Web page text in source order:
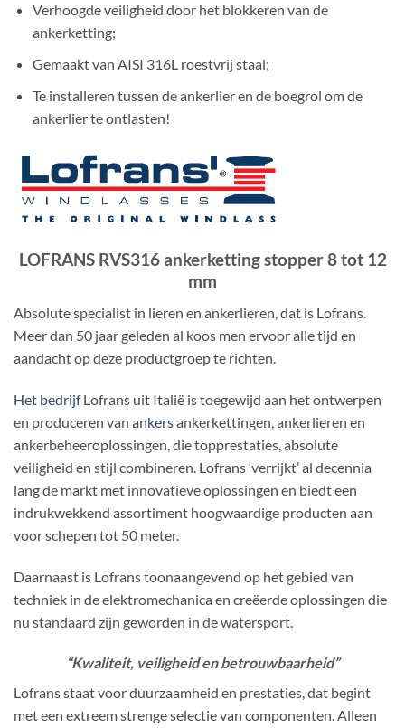
Verhoogde veiligheid door het blokkeren van de
ankerketting;
Gemaakt van AISI 316L roestvrij staal;
Te installeren tussen de ankerlier en de boegrol om de
ankerlier te ontlasten!
LOFRANS RVS316 ankerketting stopper 8 tot 12
mm
Absolute specialist in lieren en ankerlieren, dat is Lofrans.
Meer dan 50 jaar geleden al koos men ervoor alle tijd en
aandacht op deze productgroep te richten.
Het bedrijfLofrans uit Italië is toegewijd aan het ontwerpen
en produceren van ankersankerkettingen, ankerlieren en
ankerbeheeroplossingen, die topprestaties, absolute
veiligheid en stijl combineren. Lofrans ‘verrijkt’ al decennia
lang de markt met innovatieve oplossingen en biedt een
indrukwekkend assortiment hoogwaardige producten aan
voor schepen tot 50 meter.
Daarnaast is Lofrans toonaangevend op het gebied van
techniek in de elektromechanica en creëerde oplossingen die
nu standaard zijn geworden in de watersport.
“Kwaliteit, veiligheid en betrouwbaarheid”
Lofrans staat voor duurzaamheid en prestaties, dat begint
met een extreem strenge selectie van componenten. Alleen